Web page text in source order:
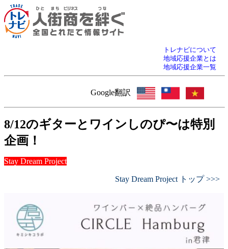
トレナビについて
地域応援企業とは
地域応援企業一覧
Google翻訳
8/12のギターとワインしのぴ〜は特別
企画！
Stay Dream Project
Stay Dream Project トップ >>>